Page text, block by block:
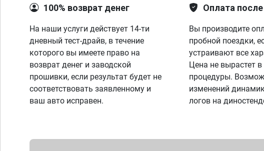
100% возврат денег
На наши услуги действует 14-ти
дневный тест-драйв, в течение
которого вы имеете право на
возврат денег и заводской
прошивки, если результат будет не
соответствовать заявленному и
ваш авто исправен.
Оплата
Вы производите
пробной поездки,
устраивают все
Цена не вырастет в
процедуры.
изменений
логов на